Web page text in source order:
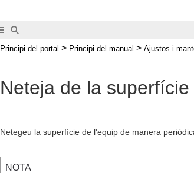
Principi del portal > Principi del manual > Ajustos i
Neteja de la
Netegeu la superfície de l'equip de manera
NOTA